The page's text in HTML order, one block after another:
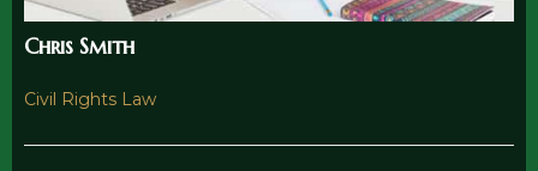
Chris Smith
Civil Rights Law